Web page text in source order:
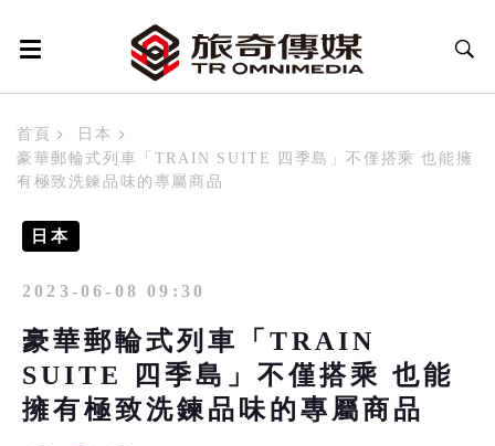
首頁
日本
豪華郵輪式列車「TRAIN SUITE 四季島」不僅搭乘 也能擁
有極致洗鍊品味的專屬商品
日本
2023-06-08 09:30
豪華郵輪式列車「TRAIN
SUITE 四季島」不僅搭乘 也能
擁有極致洗鍊品味的專屬商品